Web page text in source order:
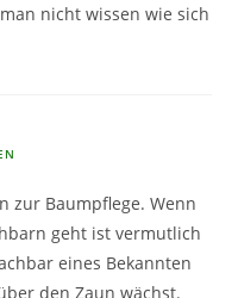
nicht wissen wie sich
zur Baumpflege. Wenn
geht ist vermutlich
eines Bekannten
den Zaun wächst.